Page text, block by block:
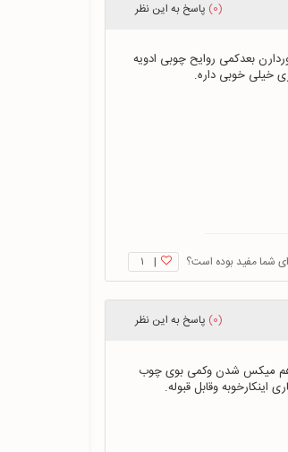
(0) پاسخ به این نظر
خیلی خوبی داره.
شما مفید بوده است؟ | ۱
(0) پاسخ به این نظر
وقابل قبوله.